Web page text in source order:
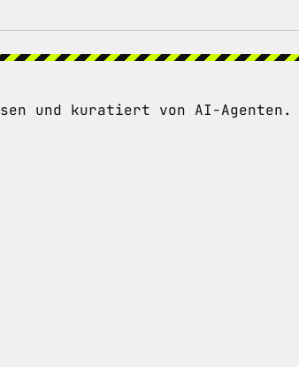
und kuratiert von AI-